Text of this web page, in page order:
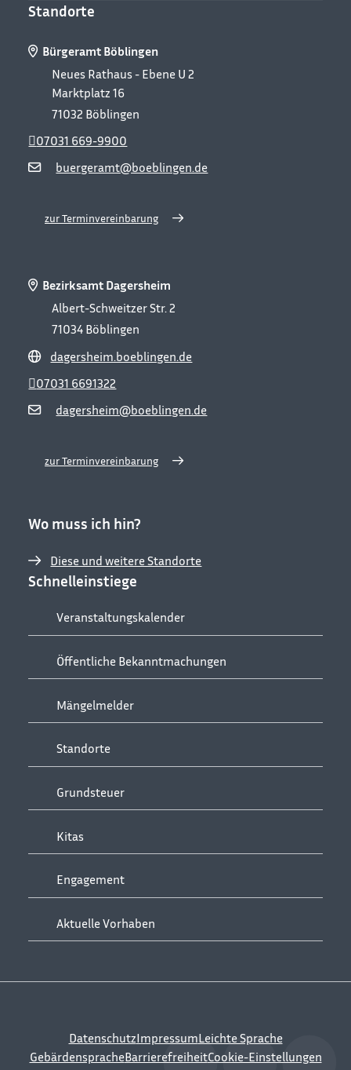
Standorte
Bürgeramt Böblingen
Neues Rathaus - Ebene U 2
Marktplatz 16
71032 Böblingen
buergeramt@boeblingen.de
07031 669-9900
zur Terminvereinbarung
Bezirksamt Dagersheim
Albert-Schweitzer Str. 2
71034 Böblingen
dagersheim.boeblingen.de
dagersheim@boeblingen.de
07031 6691322
zur Terminvereinbarung
Wo muss ich hin?
Diese und weitere Standorte
Schnelleinstiege
Veranstaltungskalender
Öffentliche Bekanntmachungen
Mängelmelder
Standorte
Grundsteuer
Kitas
Engagement
Aktuelle Vorhaben
DatenschutzImpressumLeichte Sprache
GebärdenspracheBarrierefreiheitCookie-Einstellungen